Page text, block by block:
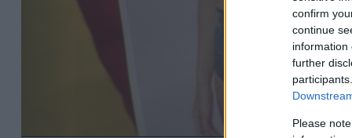
confirm
continue
information
further
Please